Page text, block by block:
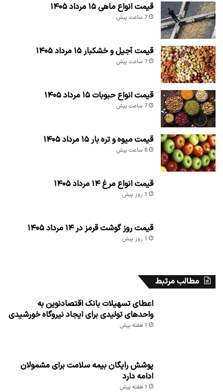
قیمت انواع ماهی ۱۵ مرداد ۱۴۰۵
7 ساعت پیش
قیمت آجیل و خشکبار ۱۵ مرداد ۱۴۰۵
7 ساعت پیش
قیمت انواع حبوبات ۱۵ مرداد ۱۴۰۵
7 ساعت پیش
قیمت میوه و تره بار ۱۵ مرداد ۱۴۰۵
8 ساعت پیش
قیمت انواع مرغ ۱۴ مرداد ۱۴۰۵
1 روز پیش
قیمت روز گوشت قرمز در ۱۴ مرداد ۱۴۰۵
1 روز پیش
مطالب مرتبط
اعطای تسهیلات بانک اقتصادنوین به
واحدهای تولیدی برای ایجاد نیروگاه خورشیدی
1 هفته پیش
پوشش رایگان بیمه سلامت برای مشمولان
ادامه دارد
1 هفته پیش